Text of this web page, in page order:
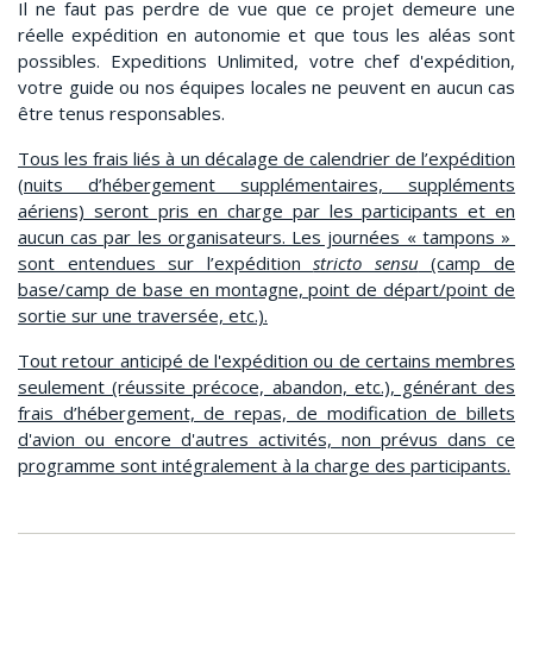
Il ne faut pas perdre de vue que ce projet demeure une
réelle expédition en autonomie et que tous les aléas sont
possibles. Expeditions Unlimited, votre chef d'expédition,
votre guide ou nos équipes locales ne peuvent en aucun cas
être tenus responsables.
Tous les frais liés à un décalage de calendrier de l’expédition
(nuits d’hébergement supplémentaires, suppléments
aériens) seront pris en charge par les participants et en
aucun cas par les organisateurs. Les journées « tampons »
sont entendues sur l’expéditionstricto sensu (camp de
base/camp de base en montagne, point de départ/point de
sortie sur une traversée, etc.).
Tout retour anticipé de l'expédition ou de certains membres
seulement (réussite précoce, abandon, etc.), générant des
frais d’hébergement, de repas, de modification de billets
d'avion ou encore d'autres activités, non prévus dans ce
programme sont intégralement à la charge des participants.